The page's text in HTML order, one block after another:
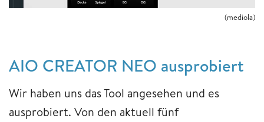
(mediola)
AIO CREATOR NEO ausprobiert
Wir haben uns das Tool angesehen und es
ausprobiert. Von den aktuell fünf